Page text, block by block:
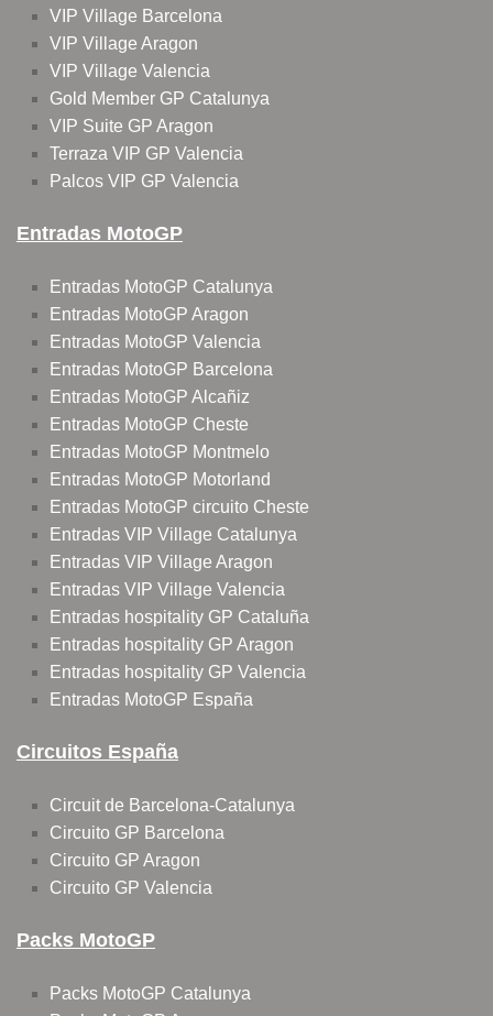
VIP Village Barcelona
VIP Village Aragon
VIP Village Valencia
Gold Member GP Catalunya
VIP Suite GP Aragon
Terraza VIP GP Valencia
Palcos VIP GP Valencia
Entradas MotoGP
Entradas MotoGP Catalunya
Entradas MotoGP Aragon
Entradas MotoGP Valencia
Entradas MotoGP Barcelona
Entradas MotoGP Alcañiz
Entradas MotoGP Cheste
Entradas MotoGP Montmelo
Entradas MotoGP Motorland
Entradas MotoGP circuito Cheste
Entradas VIP Village Catalunya
Entradas VIP Village Aragon
Entradas VIP Village Valencia
Entradas hospitality GP Cataluña
Entradas hospitality GP Aragon
Entradas hospitality GP Valencia
Entradas MotoGP España
Circuitos España
Circuit de Barcelona-Catalunya
Circuito GP Barcelona
Circuito GP Aragon
Circuito GP Valencia
Packs MotoGP
Packs MotoGP Catalunya